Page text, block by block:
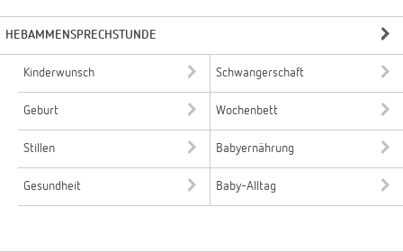
HEBAMMENSPRECHSTUNDE
Kinderwunsch Schwangerschaft
Geburt Wochenbett
Stillen Babyernährung
Gesundheit Baby-Alltag